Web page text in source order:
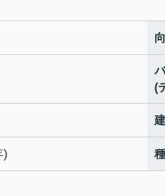
(
)